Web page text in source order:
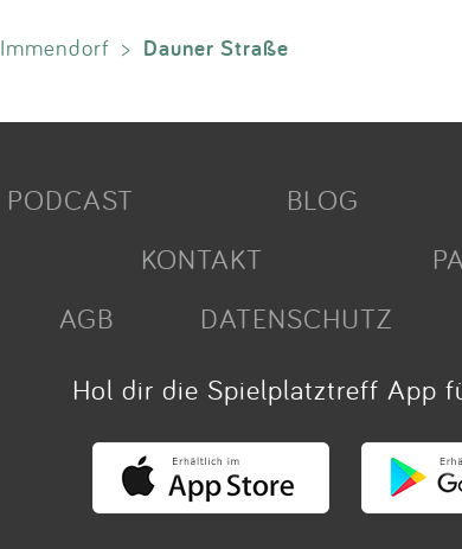
Immendorf > Dauner Straße
PODCAST BLOG
KONTAKT
AGB
DATENSCHUTZ
Hol dir die Spielplatztreff App